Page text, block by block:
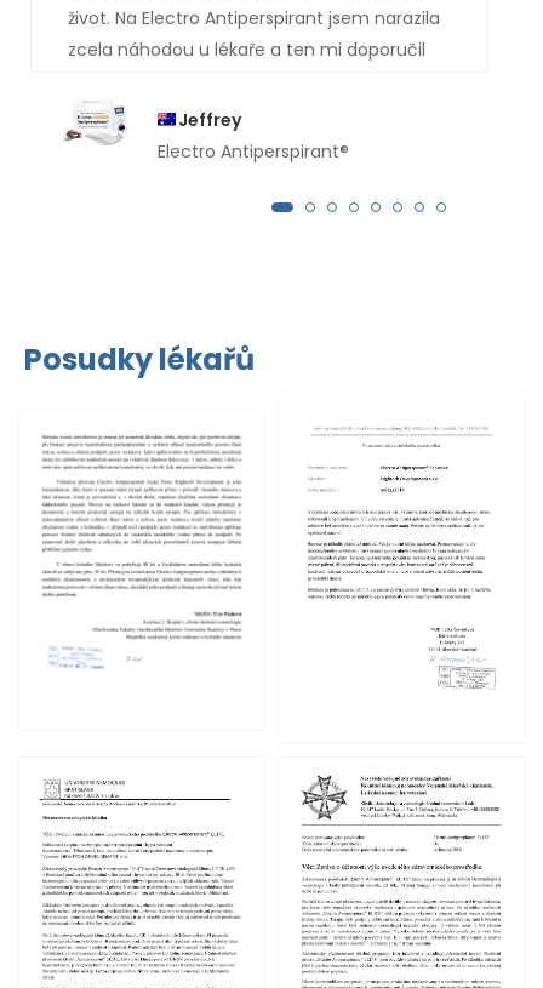
život. Na Electro Antiperspirant jsem narazila
zcela náhodou u lékaře a ten mi doporučil
absolutně suchá . Ty potůčky potu, které mi
dříve stékaly po obličeji, jsou pryč. Moc vám
Jeffrey
Electro Antiperspirant®
Posudky lékařů